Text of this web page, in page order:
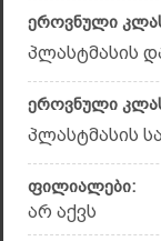
ეროვნული
პლასტმასის
ეროვნული
პლასტმასის
ფილიალები:
არ აქვს